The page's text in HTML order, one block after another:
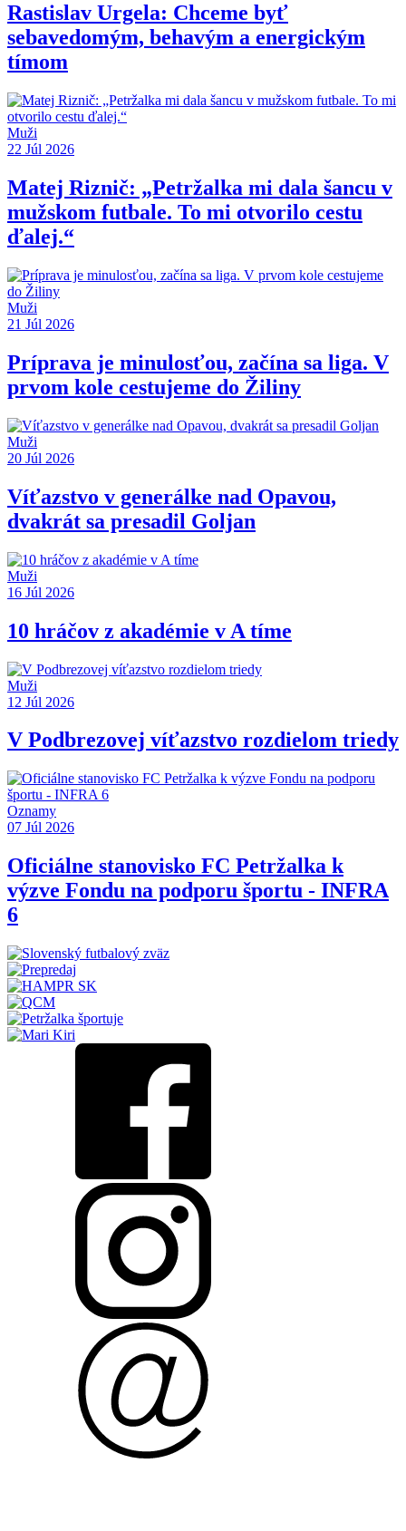
Rastislav Urgela: Chceme byť
sebavedomým, behavým a energickým
tímom
Muži
22 Júl 2026
Matej Riznič: „Petržalka mi dala šancu v
mužskom futbale. To mi otvorilo cestu
ďalej.“
Muži
21 Júl 2026
Príprava je minulosťou, začína sa liga. V
prvom kole cestujeme do Žiliny
Muži
20 Júl 2026
Víťazstvo v generálke nad Opavou,
dvakrát sa presadil Goljan
Muži
16 Júl 2026
10 hráčov z akadémie v A tíme
Muži
12 Júl 2026
V Podbrezovej víťazstvo rozdielom triedy
Oznamy
07 Júl 2026
Oficiálne stanovisko FC Petržalka k
výzve Fondu na podporu športu - INFRA
6